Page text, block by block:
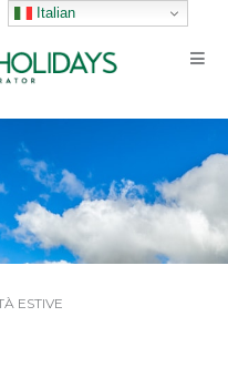
ESTIVE
Italian